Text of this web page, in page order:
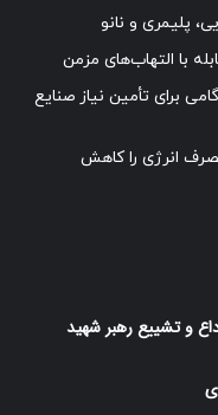
پلیمری و نانو
با التهاب‌های مزمن
برای تأمین نیاز صنایع
انرژی را کاهش
و تشییع رهبر شهید